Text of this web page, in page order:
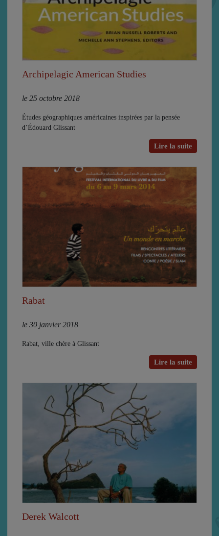
Archipelagic American Studies
le 25 octobre 2018
Études géographiques américaines inspirées par la pensée
d’Édouard Glissant
Lire la suite
Rabat
le 30 janvier 2018
Rabat, ville chère à Glissant
Lire la suite
Derek Walcott